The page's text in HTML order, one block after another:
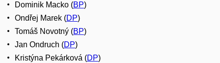
Dominik Macko (BP)
Ondřej Marek (DP)
Tomáš Novotný (BP)
Jan Ondruch (DP)
Kristýna Pekárková (DP)